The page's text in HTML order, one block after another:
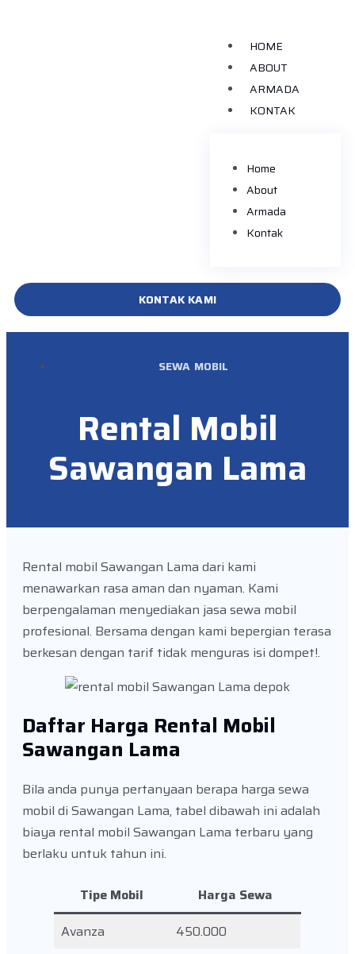
HOME
ABOUT
ARMADA
KONTAK
Home
About
Armada
Kontak
KONTAK KAMI
SEWA MOBIL
Rental Mobil
Sawangan Lama
Rental mobil Sawangan Lama dari kami
menawarkan rasa aman dan nyaman. Kami
berpengalaman menyediakan jasa sewa mobil
profesional. Bersama dengan kami bepergian terasa
berkesan dengan tarif tidak menguras isi dompet!.
Daftar Harga Rental Mobil
Sawangan Lama
Bila anda punya pertanyaan berapa harga sewa
mobil di Sawangan Lama, tabel dibawah ini adalah
biaya rental mobil Sawangan Lama terbaru yang
berlaku untuk tahun ini.
Tipe Mobil
Harga Sewa
Avanza
450.000